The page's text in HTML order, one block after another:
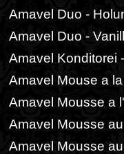
Amavel Duo -
Amavel Duo -
Amavel Konditorei
Amavel Mouse a
Amavel Mousse a
Amavel Mousse
Amavel Mousse